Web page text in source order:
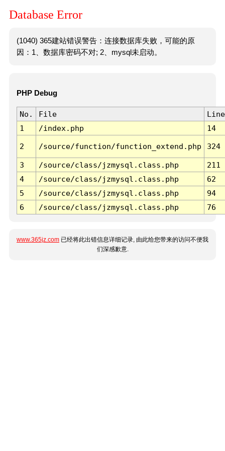
Database Error
(1040) 365建站错误警告：连接数据库失败，可能的原
因：1、数据库密码不对; 2、mysql未启动。
PHP Debug
No. File
Line
1
/index.php 14
2 /source/function/function_extend.php 324
3 /source/class/jzmysql.class.php
211
4
/source/class/jzmysql.class.php
62
5
/source/class/jzmysql.class.php
94
6
/source/class/jzmysql.class.php 76
www.365jz.com 已经将此出错信息详细记录, 由此给您带来的访问不便我
们深感歉意.